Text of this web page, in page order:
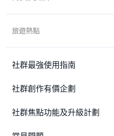
旅遊熱點
社群最強使用指南
社群創作有價企劃
社群焦點功能及升級計劃